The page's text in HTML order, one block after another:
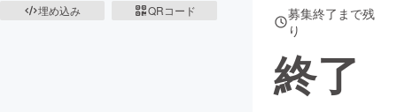
埋め込み
QRコード
募集終了まで残
り
終了